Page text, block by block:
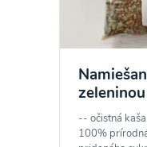
zeleninou
-- očistná
100%